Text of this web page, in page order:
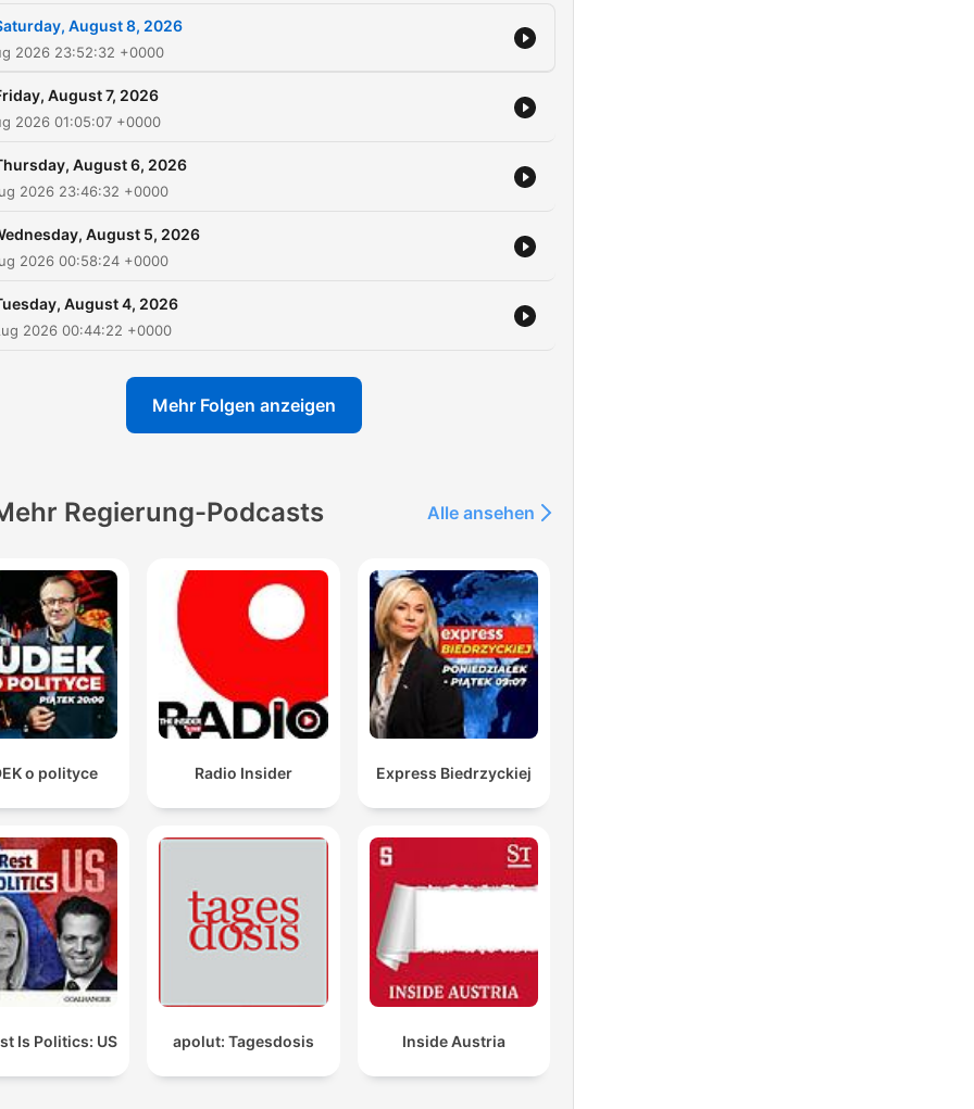
August 8, 2026
2026 23:52:32 +0000
August 7, 2026
2026 01:05:07 +0000
August 6, 2026
2026 23:46:32 +0000
August 5, 2026
2026 00:58:24 +0000
August 4, 2026
2026 00:44:22 +0000
Mehr Folgen anzeigen
Regierung-Podcasts Alle ansehen
o polityce Radio Insider Express Biedrzyckiej
Is Politics: US apolut: Tagesdosis Inside Austria